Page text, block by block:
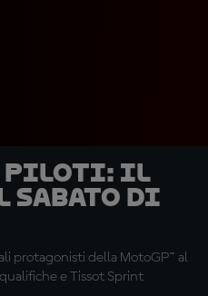
piloti: il
sabato di
protagonisti della MotoGP™ al
e Tissot Sprint